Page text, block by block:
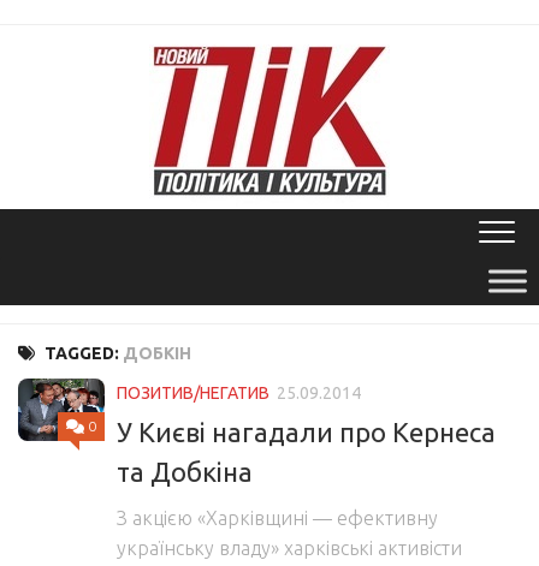
TAGGED: ДОБКІН
0
ПОЗИТИВ/НЕГАТИВ 25.09.2014
У Києві нагадали про Кернеса
та Добкіна
З акцією «Харківщині — ефективну
українську владу» харківські активісти